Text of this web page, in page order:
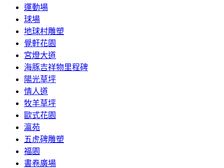
運動場
球場
地球村雕塑
覺軒花園
宮燈大道
海豚吉祥物里程碑
陽光草坪
情人道
牧羊草坪
歐式花園
瀛苑
五虎碑雕塑
福園
書卷廣場